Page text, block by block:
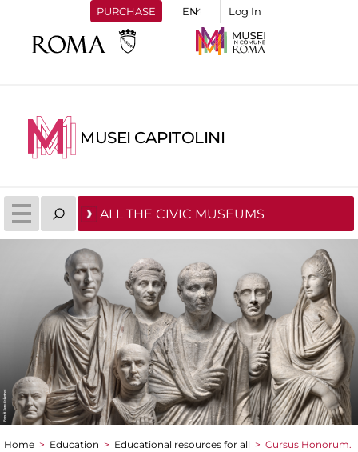
PURCHASE Log In
MUSEI CAPITOLINI
ALL THE CIVIC MUSEUMS
Home > Education > Educational resources for all > Cursus Honorum.